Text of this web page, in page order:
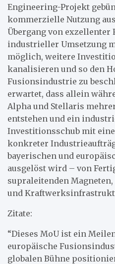
Engineering-Projekt
kommerzielle Nutzung
Übergang von exzellenter
industrieller Umsetzung
möglich, weitere
kanalisieren und so den
Fusionsindustrie zu
erwartet, dass allein
Alpha und Stellaris
entstehen und ein
Investitionsschub mit
konkreter
bayerischen und
ausgelöst wird – von
supraleitenden
und
Zitate:
“Dieses MoU ist ein
europäische
globalen Bühne